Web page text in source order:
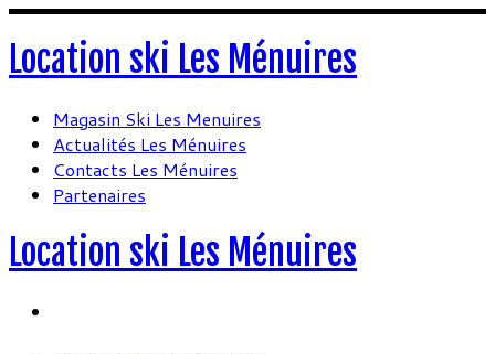
Location ski Les Ménuires
Magasin Ski Les Menuires
Actualités Les Ménuires
Contacts Les Ménuires
Partenaires
Location ski Les Ménuires